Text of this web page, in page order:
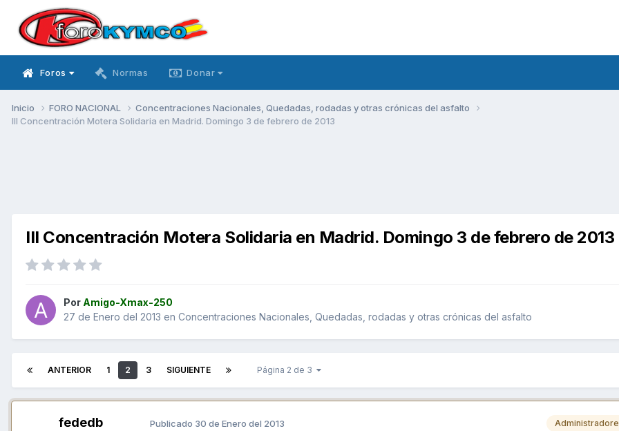
Foros Normas Donar
Inicio FORO NACIONAL
Concentraciones Nacionales, Quedadas, rodadas y otras crónicas del asfalto
III Concentración Motera Solidaria en Madrid. Domingo 3 de febrero de 2013
III Concentración Motera Solidaria en Madrid. Domingo 3 de febrero de 2013
Por Amigo-Xmax-250
27 de Enero del 2013 en Concentraciones Nacionales, Quedadas, rodadas y otras crónicas del asfalto
ANTERIOR 1 2 3 SIGUIENTE Página 2 de 3
fededb Publicado 30 de Enero del 2013